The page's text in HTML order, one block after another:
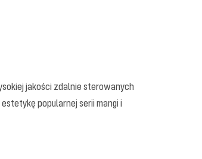
jakości zdalnie sterowanych
popularnej serii mangi i